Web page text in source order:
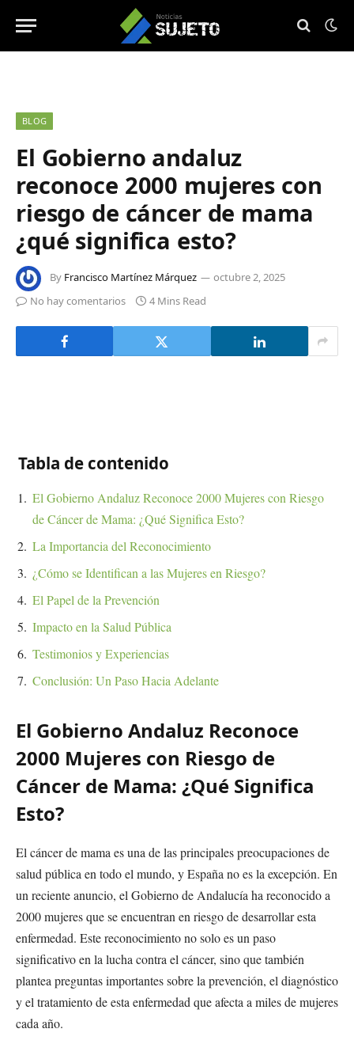
BLOG
El Gobierno andaluz
reconoce 2000 mujeres con
riesgo de cáncer de mama
¿qué significa esto?
By Francisco Martínez Márquez
octubre 2, 2025
No hay comentarios
4 Mins Read
Tabla de contenido
El Gobierno Andaluz Reconoce 2000 Mujeres con Riesgo
de Cáncer de Mama: ¿Qué Significa Esto?
La Importancia del Reconocimiento
¿Cómo se Identifican a las Mujeres en Riesgo?
El Papel de la Prevención
Impacto en la Salud Pública
Testimonios y Experiencias
Conclusión: Un Paso Hacia Adelante
El Gobierno Andaluz Reconoce
2000 Mujeres con Riesgo de
Cáncer de Mama: ¿Qué Significa
Esto?
El cáncer de mama es una de las principales preocupaciones de
salud pública en todo el mundo, y España no es la excepción. En
un reciente anuncio, el Gobierno de Andalucía ha reconocido a
2000 mujeres que se encuentran en riesgo de desarrollar esta
enfermedad. Este reconocimiento no solo es un paso
significativo en la lucha contra el cáncer, sino que también
plantea preguntas importantes sobre la prevención, el diagnóstico
y el tratamiento de esta enfermedad que afecta a miles de mujeres
cada año.